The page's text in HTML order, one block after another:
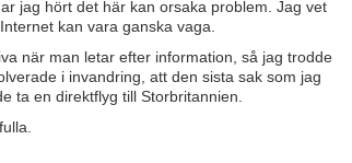
jag hört det här kan orsaka problem. Jag vet
kan vara ganska vaga.
när man letar efter information, så jag trodde
i invandring, att den sista sak som jag
ta en direktflyg till Storbritannien.